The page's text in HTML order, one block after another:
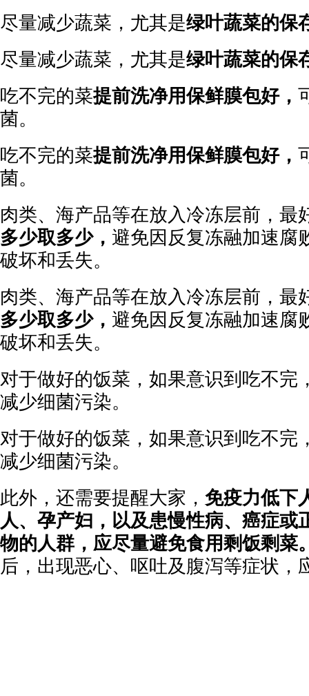
尽量减少蔬菜，尤其是绿叶蔬菜的保
尽量减少蔬菜，尤其是绿叶蔬菜的保
吃不完的菜提前洗净用保鲜膜包好，
菌。
吃不完的菜提前洗净用保鲜膜包好，
菌。
肉类、海产品等在放入冷冻层前，最
多少取多少， 避免因反复冻融加速腐
破坏和丢失。
肉类、海产品等在放入冷冻层前，最
多少取多少， 避免因反复冻融加速腐
破坏和丢失。
对于做好的饭菜，如果意识到吃不完
减少细菌污染。
对于做好的饭菜，如果意识到吃不完
减少细菌污染。
此外，还需要提醒大家， 免疫力低下
人、孕产妇，以及患慢性病、癌症或
物的人群， 应尽量避免食用剩饭剩菜
后，出现恶心、呕吐及腹泻等症状，